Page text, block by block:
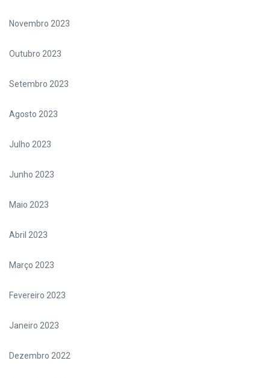
Novembro 2023
Outubro 2023
Setembro 2023
Agosto 2023
Julho 2023
Junho 2023
Maio 2023
Abril 2023
Março 2023
Fevereiro 2023
Janeiro 2023
Dezembro 2022